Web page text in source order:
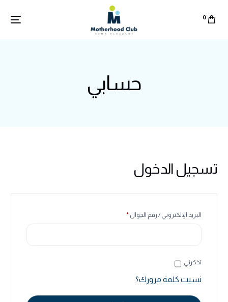
0
حسابي
تسجيل الدخول
البريد الإلكتروني / رقم الجوال*
Alternative:
تذكرني
نسيت كلمة مرورك؟